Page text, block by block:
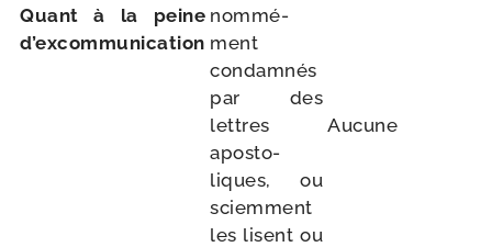
Quant à la peine
d’excommunication
nom­mé­
ment
condam­nés
par des
lettres
apos­to­
liques, ou
sciem­ment
les lisent ou
Aucune